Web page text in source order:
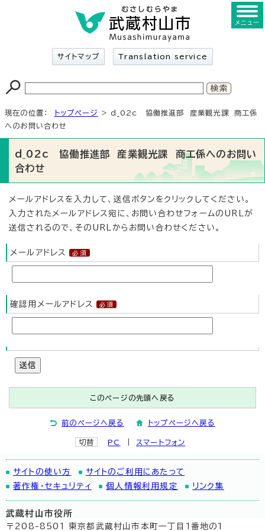
サイトマップ Translation service
メニュー
現在の位置： トップページ
> d_02c 協働推進部 産業観光課 商工係
へのお問い合わせ
d_02c 協働推進部 産業観光課 商工係へのお問い
合わせ
メールアドレスを入力して、送信ボタンをクリックしてください。
入力されたメールアドレス宛に、お問い合わせフォームのURLが
送信されるので、そのURLからお問い合わせください。
メールアドレス
確認用メールアドレス
送信
このページの先頭へ戻る
前のページへ戻る トップページへ戻る
切替 PC スマートフォン
サイトの使い方
サイトのご利用にあたって
著作権・セキュリティ
個人情報利用規定 リンク集
武蔵村山市役所
〒208-8501 東京都武蔵村山市本町一丁目1番地の1